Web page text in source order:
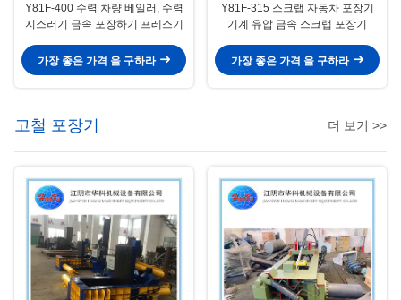
Y81F-400 수력 차량 베일러, 수력
지스러기 금속 포장하기 프레스기
가장 좋은 가격 을 구하라
Y81F-315 스크랩 자동차 포장기
기계 유압 금속 스크랩 포장기
가장 좋은 가격 을 구하라
고철 포장기 더 보기 >>